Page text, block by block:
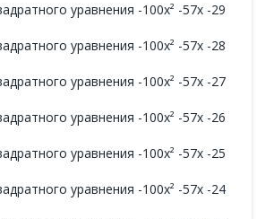
уравнения -100x² -57x -29
уравнения -100x² -57x -28
уравнения -100x² -57x -27
уравнения -100x² -57x -26
уравнения -100x² -57x -25
уравнения -100x² -57x -24